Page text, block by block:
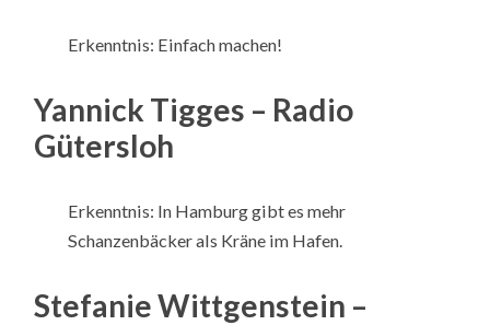
Erkenntnis: Einfach machen!
Yannick Tigges – Radio
Gütersloh
Erkenntnis: In Hamburg gibt es mehr
Schanzenbäcker als Kräne im Hafen.
Stefanie Wittgenstein –